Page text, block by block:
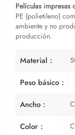
Películas impresas
PE (polietileno)
ambiente y no
producción.
Material :
Peso básico :
Ancho :
Color :